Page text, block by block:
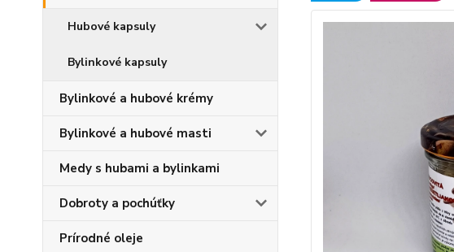
Hubové kapsuly
Bylinkové kapsuly
Bylinkové a hubové krémy
Bylinkové a hubové masti
Medy s hubami a bylinkami
Dobroty a pochúťky
Prírodné oleje